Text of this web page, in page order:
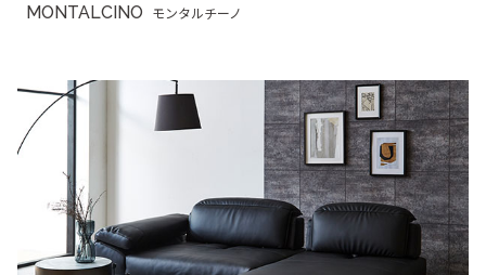
MONTALCINO モンタルチーノ